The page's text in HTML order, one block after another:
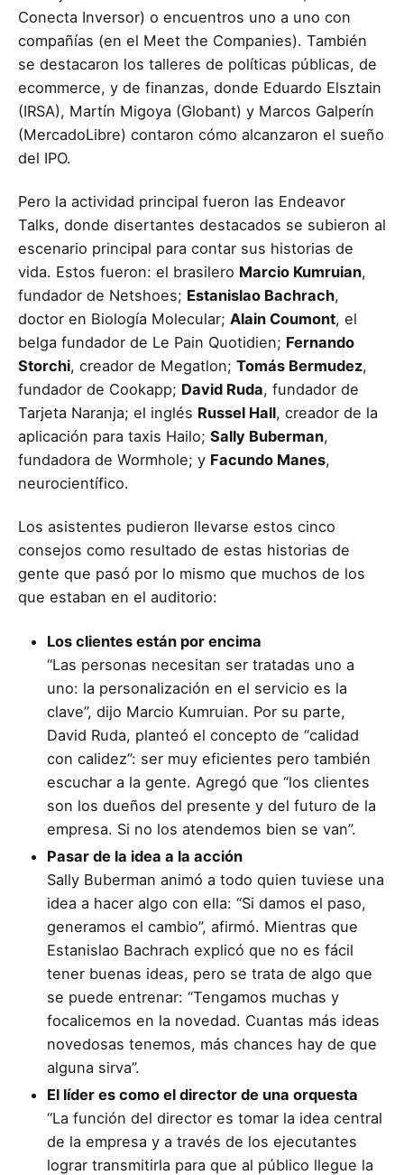
Conecta Inversor) o encuentros uno a uno con
compañías (en el Meet the Companies). También
se destacaron los talleres de políticas públicas, de
ecommerce, y de finanzas, donde Eduardo Elsztain
(IRSA), Martín Migoya (Globant) y Marcos Galperín
(MercadoLibre) contaron cómo alcanzaron el sueño
del IPO.
Pero la actividad principal fueron las Endeavor
Talks, donde disertantes destacados se subieron al
escenario principal para contar sus historias de
vida. Estos fueron: el brasilero Marcio Kumruian,
fundador de Netshoes; Estanislao Bachrach,
doctor en Biología Molecular; Alain Coumont, el
belga fundador de Le Pain Quotidien; Fernando
Storchi, creador de Megatlon; Tomás Bermudez,
fundador de Cookapp; David Ruda, fundador de
Tarjeta Naranja; el inglés Russel Hall, creador de la
aplicación para taxis Hailo; Sally Buberman,
fundadora de Wormhole; y Facundo Manes,
neurocientífico.
Los asistentes pudieron llevarse estos cinco
consejos como resultado de estas historias de
gente que pasó por lo mismo que muchos de los
que estaban en el auditorio:
Los clientes están por encima
“Las personas necesitan ser tratadas uno a
uno: la personalización en el servicio es la
clave”, dijo Marcio Kumruian. Por su parte,
David Ruda, planteó el concepto de “calidad
con calidez”: ser muy eficientes pero también
escuchar a la gente. Agregó que “los clientes
son los dueños del presente y del futuro de la
empresa. Si no los atendemos bien se van”.
Pasar de la idea a la acción
Sally Buberman animó a todo quien tuviese una
idea a hacer algo con ella: “Si damos el paso,
generamos el cambio”, afirmó. Mientras que
Estanislao Bachrach explicó que no es fácil
tener buenas ideas, pero se trata de algo que
se puede entrenar: “Tengamos muchas y
focalicemos en la novedad. Cuantas más ideas
novedosas tenemos, más chances hay de que
alguna sirva”.
El líder es como el director de una orquesta
“La función del director es tomar la idea central
de la empresa y a través de los ejecutantes
lograr transmitirla para que al público llegue la